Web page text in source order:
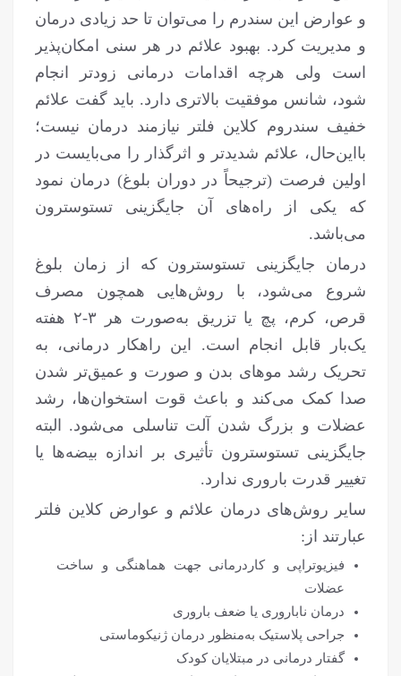
و عوارض این سندرم را می‌توان تا حد زیادی درمان
و مدیریت کرد. بهبود علائم در هر سنی امکان‌پذیر
است ولی هرچه اقدامات درمانی زودتر انجام
شود، شانس موفقیت بالاتری دارد. باید گفت علائم
خفیف سندروم کلاین فلتر نیازمند درمان نیست؛
بااین‌حال، علائم شدیدتر و اثرگذار را می‌بایست در
اولین فرصت (ترجیحاً در دوران بلوغ) درمان نمود
که یکی از راه‌های آن جایگزینی تستوسترون
می‌باشد.
درمان جایگزینی تستوسترون که از زمان بلوغ
شروع می‌شود، با روش‌هایی همچون مصرف
قرص، کرم، پچ یا تزریق به‌صورت هر ۳-۲ هفته
یک‌بار قابل انجام است. این راهکار درمانی، به
تحریک رشد موهای بدن و صورت و عمیق‌تر شدن
صدا کمک می‌کند و باعث قوت استخوان‌ها، رشد
عضلات و بزرگ شدن آلت تناسلی می‌شود. البته
جایگزینی تستوسترون تأثیری بر اندازه بیضه‌ها یا
تغییر قدرت باروری ندارد.
سایر روش‌های درمان علائم و عوارض کلاین فلتر
عبارتند از:
فیزیوتراپی و کاردرمانی جهت هماهنگی و ساخت
عضلات
درمان ناباروری یا ضعف باروری
جراحی پلاستیک به‌منظور درمان ژنیکوماستی
گفتار درمانی در مبتلایان کودک